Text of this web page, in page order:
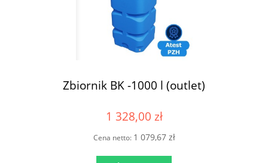
Zbiornik BK -1000 l (outlet)
1 328,00 zł
Cena netto: 1 079,67 zł